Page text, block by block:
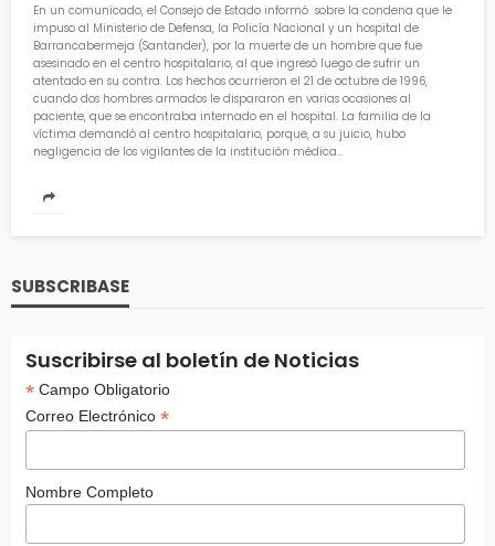
En un comunicado, el Consejo de Estado informó sobre la condena que le
impuso al Ministerio de Defensa, la Policía Nacional y un hospital de
Barrancabermeja (Santander), por la muerte de un hombre que fue
asesinado en el centro hospitalario, al que ingresó luego de sufrir un
atentado en su contra. Los hechos ocurrieron el 21 de octubre de 1996,
cuando dos hombres armados le dispararon en varias ocasiones al
paciente, que se encontraba internado en el hospital. La familia de la
víctima demandó al centro hospitalario, porque, a su juicio, hubo
negligencia de los vigilantes de la institución médica...
SUBSCRIBASE
Suscribirse al boletín de Noticias
*Campo Obligatorio
Correo Electrónico *
Nombre Completo